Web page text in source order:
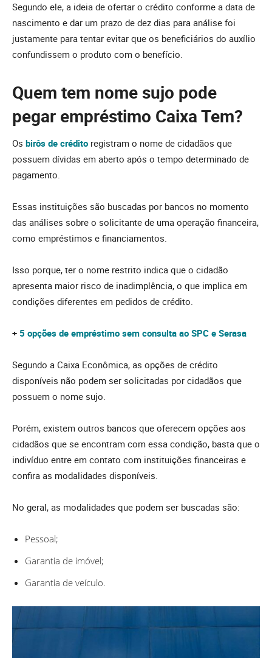
Segundo ele, a ideia de ofertar o crédito conforme a data de
nascimento e dar um prazo de dez dias para análise foi
justamente para tentar evitar que os beneficiários do auxílio
confundissem o produto com o benefício.
Quem tem nome sujo pode
pegar empréstimo Caixa Tem?
Os birôs de crédito registram o nome de cidadãos que
possuem dívidas em aberto após o tempo determinado de
pagamento.
Essas instituições são buscadas por bancos no momento
das análises sobre o solicitante de uma operação financeira,
como empréstimos e financiamentos.
Isso porque, ter o nome restrito indica que o cidadão
apresenta maior risco de inadimplência, o que implica em
condições diferentes em pedidos de crédito.
+ 5 opções de empréstimo sem consulta ao SPC e Serasa
Segundo a Caixa Econômica, as opções de crédito
disponíveis não podem ser solicitadas por cidadãos que
possuem o nome sujo.
Porém, existem outros bancos que oferecem opções aos
cidadãos que se encontram com essa condição, basta que o
indivíduo entre em contato com instituições financeiras e
confira as modalidades disponíveis.
No geral, as modalidades que podem ser buscadas são:
Pessoal;
Garantia de imóvel;
Garantia de veículo.